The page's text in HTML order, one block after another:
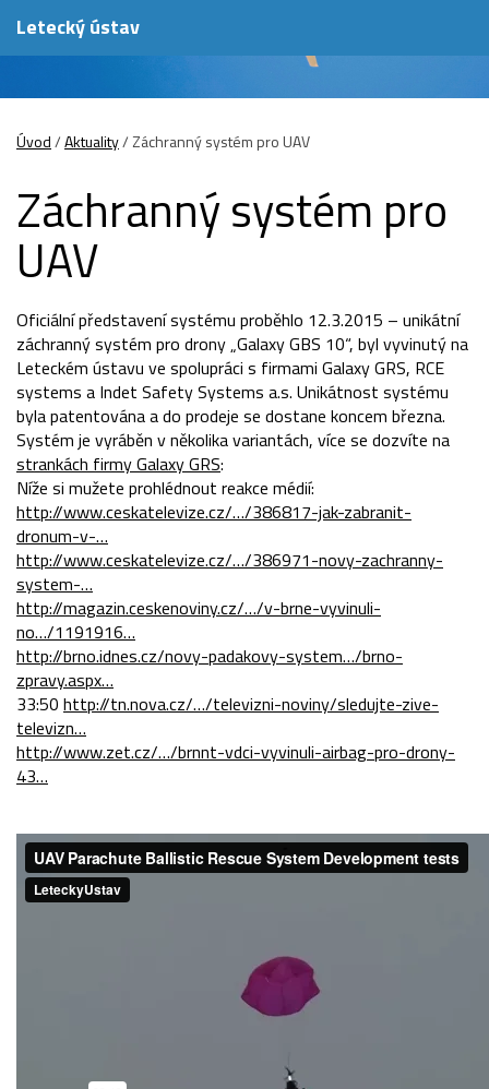
Letecký ústav
Úvod/Aktuality/Záchranný systém pro UAV
Záchranný systém pro
UAV
Oficiální představení systému proběhlo 12.3.2015 – unikátní
záchranný systém pro drony „Galaxy GBS 10“, byl vyvinutý na
Leteckém ústavu ve spolupráci s firmami Galaxy GRS, RCE
systems a Indet Safety Systems a.s. Unikátnost systému
byla patentována a do prodeje se dostane koncem března.
Systém je vyráběn v několika variantách, více se dozvíte na
strankách firmy Galaxy GRS:
Níže si mužete prohlédnout reakce médií:
http://www.ceskatelevize.cz/…/386817-jak-zabranit-
dronum-v-…
http://www.ceskatelevize.cz/…/386971-novy-zachranny-
system-…
http://magazin.ceskenoviny.cz/…/v-brne-vyvinuli-
no…/1191916…
http://brno.idnes.cz/novy-padakovy-system…/brno-
zpravy.aspx…
33:50 http://tn.nova.cz/…/televizni-noviny/sledujte-zive-
televizn…
http://www.zet.cz/…/brnnt-vdci-vyvinuli-airbag-pro-drony-
43…